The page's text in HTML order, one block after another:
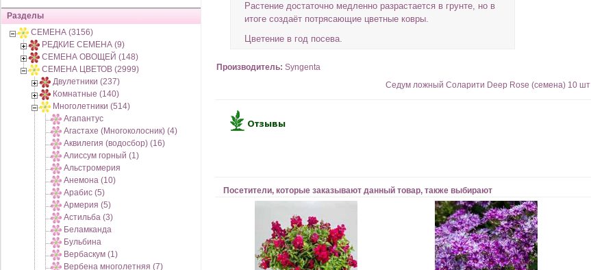
Разделы
СЕМЕНА (3156)
РЕДКИЕ СЕМЕНА (9)
СЕМЕНА ОВОЩЕЙ (148)
СЕМЕНА ЦВЕТОВ (2999)
Двулетники (237)
Комнатные (140)
Многолетники (514)
Агапантус
Агастахе (Многоколосник) (4)
Аквилегия (водосбор) (16)
Алиссум горный (1)
Альстромерия
Анемона (10)
Арабис (5)
Армерия (5)
Астильба (3)
Беламканда
Бульбина
Вербаскум (1)
Вербена многолетняя (7)
Растение достаточно медленно разрастается в грунте, но в
итоге создаёт потрясающие цветные ковры.
Цветение в год посева.
Производитель: Syngenta
Седум ложный Соларити Deep Rose (семена) 10 шт
Посетители, которые заказывают данный товар, также выбирают